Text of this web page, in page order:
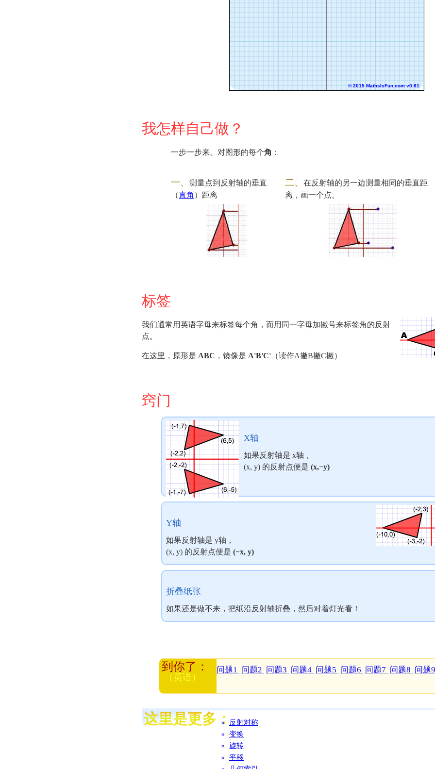
© 2015 MathsIsFun.com v0.81
我怎样自己做？
一步一步来。对图形的每个角 ：
一、
测量点到反射轴的垂直
（直角 ）距离
二、
在反射轴的另一边测量相同的垂直距
离，画一个点。
标签
我们通常用英语字母来标签每个角，而用同一字母加撇号来标签角的反射
点。
在这里，原形是 ABC ，镜像是 A'B'C' （读作A撇B撇C撇）
窍门
X轴
如果反射轴是 x轴，
(x, y) 的反射点便是 (x,−y)
Y轴
如果反射轴是 y轴，
(x, y) 的反射点便是 (−x, y)
折叠纸张
如果还是做不来，把纸沿反射轴折叠，然后对着灯光看！
问题1 问题2 问题3 问题4 问题5 问题6 问题7 问题8 问题
反射对称
变换
旋转
平移